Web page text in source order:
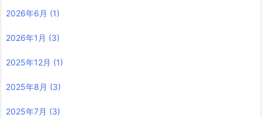
2026年6月 (1)
2026年1月 (3)
2025年12月 (1)
2025年8月 (3)
2025年7月 (3)